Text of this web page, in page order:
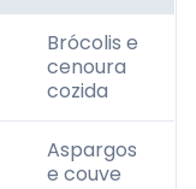
Brócolis e
cenoura
cozida
Aspargos
e couve